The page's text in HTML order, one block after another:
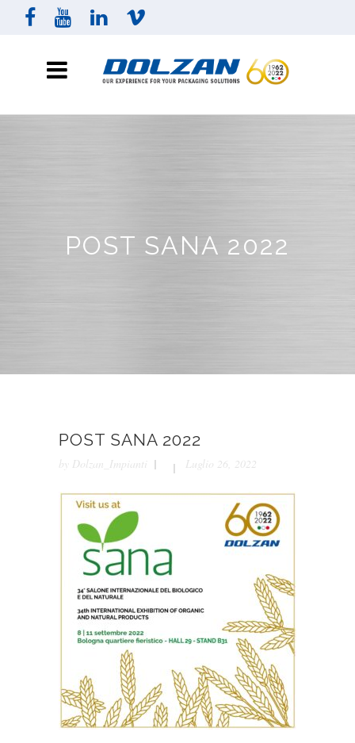
POST SANA 2022
POST SANA 2022
by Dolzan_Impianti Luglio 26, 2022